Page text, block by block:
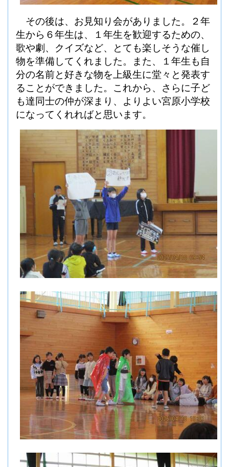
その後は、お見知り会がありました。２年
生から６年生は、１年生を歓迎するための、
歌や劇、クイズなど、とても楽しそうな催し
物を準備してくれました。また、１年生も自
分の名前と好きな物を上級生に堂々と発表す
ることができました。これから、さらに子ど
も達同士の仲が深まり、よりよい宮原小学校
になってくれればと思います。